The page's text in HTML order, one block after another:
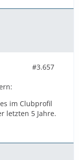
#3.657
im Clubprofil
letzten 5 Jahre.